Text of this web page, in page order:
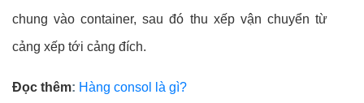
chung vào container, sau đó thu xếp vận chuyển từ
cảng xếp tới cảng đích.
Đọc thêm: Hàng consol là gì?